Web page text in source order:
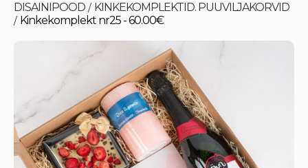
DISAINIPOOD / KINKEKOMPLEKTID. PUUVILJAKORVID
/ Kinkekomplekt nr25 - 60.00€